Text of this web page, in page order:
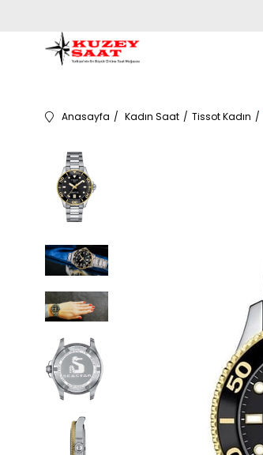
Anasayfa Kadın Saat Tissot Kadın